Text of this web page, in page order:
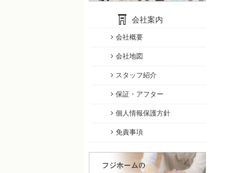
会社案内
会社概要
会社地図
スタッフ紹介
保証・アフター
個人情報保護方針
免責事項